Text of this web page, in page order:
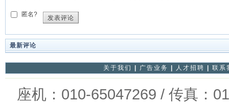
匿名?
发表评论
最新评论
关于我们 广告业务 人才招聘 联系
座机：010-65047269 / 传真：